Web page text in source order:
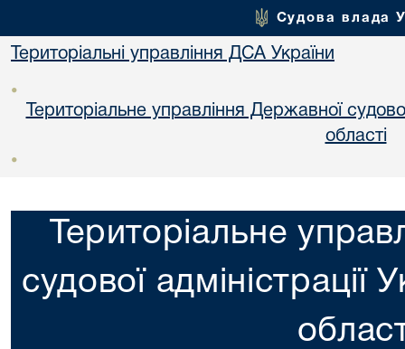
Судова влада
Територіальні управління ДСА України
•
Територіальне управління Державної
областi
•
Територіальне
судової адміністрації